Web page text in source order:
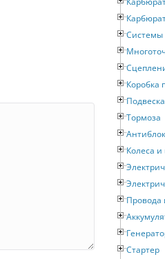
Системы
Коробка
Тормоза
Колеса
Провода
Стартер